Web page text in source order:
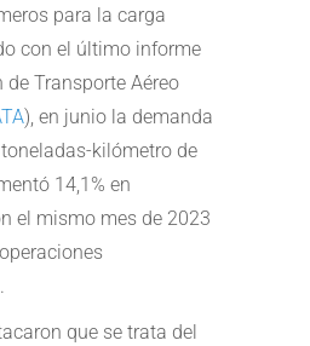
para la carga
con el último informe
Transporte Aéreo
), en junio la demanda
kilómetro de
14,1% en
el mismo mes de 2023
que se trata del